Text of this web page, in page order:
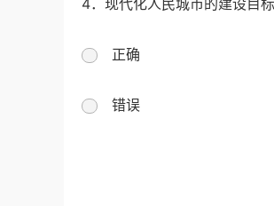
4．现代化人民城市的建设目
正确
错误